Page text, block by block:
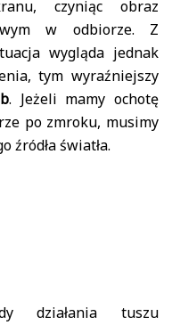
czyniąc obraz
w odbiorze. Z
wygląda jednak
tym wyraźniejszy
. Jeżeli mamy ochotę
po zmroku, musimy
źródła światła.
działania tuszu